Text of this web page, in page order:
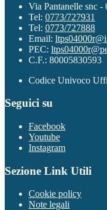
Via Pantanelle snc -
Tel: 0773/727931
Tel: 0773/727888
Email:
PEC:
C.F.: 80005830593
Codice Univoco
Seguici su
Facebook
Youtube
Instagram
Sezione Link Utili
Cookie policy
Note legali